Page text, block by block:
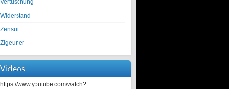
Vertuschung
Widerstand
Zensur
Zigeuner
Videos
https://www.youtube.com/watch?